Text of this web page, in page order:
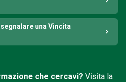
una Vincita
che cercavi? Visita la